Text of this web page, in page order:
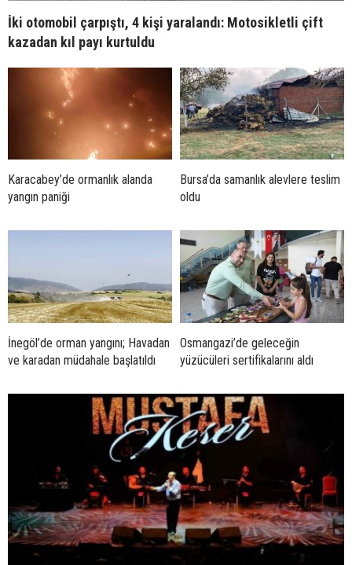
İki otomobil çarpıştı, 4 kişi yaralandı: Motosikletli çift
kazadan kıl payı kurtuldu
Karacabey’de ormanlık alanda
yangın paniği
Bursa’da samanlık alevlere teslim
oldu
İnegöl’de orman yangını; Havadan
ve karadan müdahale başlatıldı
Osmangazi’de geleceğin
yüzücüleri sertifikalarını aldı